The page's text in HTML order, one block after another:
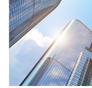
1. 登記したい不動産は土
は件数もお願いします
【不動産
司法書士 > 司
総額予算 相談し